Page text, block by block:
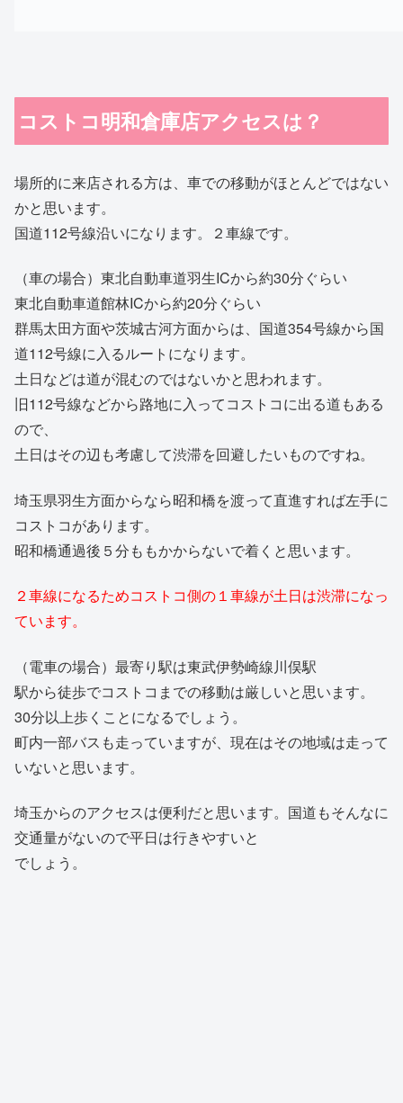
コストコ明和倉庫店アクセスは？
場所的に来店される方は、車での移動がほとんどではない
かと思います。
国道112号線沿いになります。２車線です。
（車の場合）東北自動車道羽生ICから約30分ぐらい
東北自動車道館林ICから約20分ぐらい
群馬太田方面や茨城古河方面からは、国道354号線から国
道112号線に入るルートになります。
土日などは道が混むのではないかと思われます。
旧112号線などから路地に入ってコストコに出る道もある
ので、
土日はその辺も考慮して渋滞を回避したいものですね。
埼玉県羽生方面からなら昭和橋を渡って直進すれば左手に
コストコがあります。
昭和橋通過後５分ももかからないで着くと思います。
２車線になるためコストコ側の１車線が土日は渋滞になっ
ています。
（電車の場合）最寄り駅は東武伊勢崎線川俣駅
駅から徒歩でコストコまでの移動は厳しいと思います。
30分以上歩くことになるでしょう。
町内一部バスも走っていますが、現在はその地域は走って
いないと思います。
埼玉からのアクセスは便利だと思います。国道もそんなに
交通量がないので平日は行きやすいと
でしょう。